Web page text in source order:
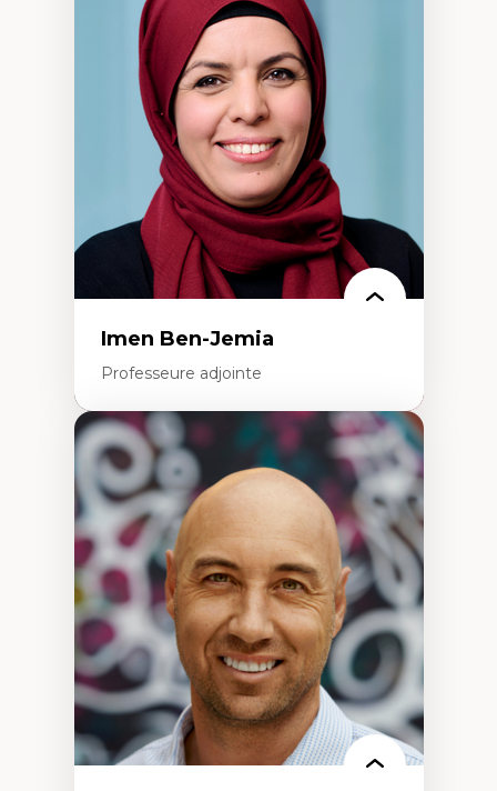
Méthodes de recherche
Acteurs plus qu'humains
Approches socio-écologiques
Conservation de la biodiversité
Collaboration et méthodes participatives
Études des sciences
Relations humain-environnement
Transdisciplinarité
Imen Ben-Jemia
Professeure adjointe
Expertises
Discours sur la ville et représentations
Mosquées, formes et usages au Canada
Reconnaissance et représentations des
communautés immigrantes dans l'espace
urbain
Design architectural et urbain
Patrimoine et patrimonialisation
Études postcoloniales et décolonisation des
savoirs